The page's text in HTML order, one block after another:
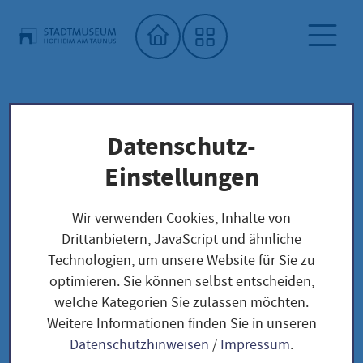
Startseite"
Stadtmuseum
Kalender Stadtmuseum Hofheim
Jugend-Kunst Klub
Jugend-Kunst Klub
Donnerstag, 13. August
ab 15:00
Datenschutz-
Einstellungen
Wir verwenden Cookies, Inhalte von
Drittanbietern, JavaScript und ähnliche
Technologien, um unsere Website für Sie zu
optimieren. Sie können selbst entscheiden,
welche Kategorien Sie zulassen möchten.
Weitere Informationen finden Sie in unseren
Datenschutzhinweisen / Impressum.